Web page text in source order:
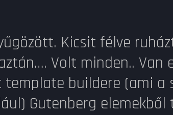
Kicsit félve
Volt minden..
buildere (ami
Gutenberg elemekből